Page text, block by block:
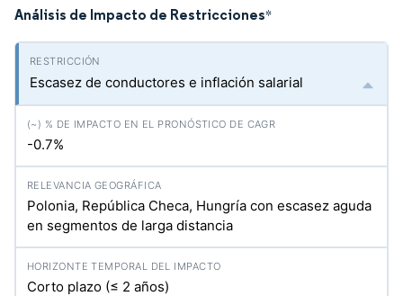
Análisis de Impacto de Restricciones*
Escasez de conductores e inflación salarial
-0.7%
Polonia, República Checa, Hungría con escasez aguda
en segmentos de larga distancia
Corto plazo (≤ 2 años)